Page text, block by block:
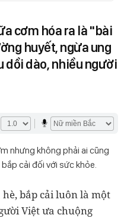
cơm hóa ra là ''bài
huyết, ngừa ung
dồi dào, nhiều người
nhưng không phải ai cũng
cải đối với sức khỏe.
bắp cải luôn là một
Việt ưa chuộng